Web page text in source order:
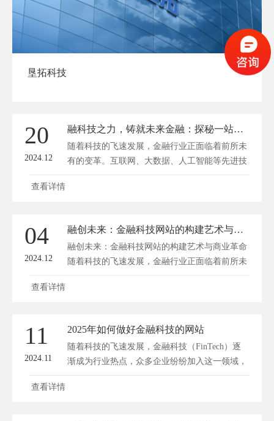
垦拓科技
20
2024.12
融科技之力，铸就未来金融：探秘一站式金融网站建设秘籍
随着科技的飞速发展，金融行业正面临着前所未
有的变革。互联网、大数据、人工智能等先进技
术，为金融行业带来了无限可能。在这个大背景
呢？以下将从几个方面为您揭秘一站式金融网站
建设的秘籍。 一、明确...
查看详情
04
2024.12
融创未来：金融科技网站的构建艺术与商业革命
融创未来：金融科技网站的构建艺术与商业革命
随着科技的飞速发展，金融行业正面临着前所未
有的变革。金融科技（FinTech）作为一支新兴
维网络(www.fwwl.net)将从金融科技网站的构建
艺术和商业革命两个...
查看详情
11
2024.11
2025年如何做好金融科技的网站
随着科技的飞速发展，金融科技（FinTech）逐
渐成为行业热点，众多企业纷纷加入这一领域，
力求在激烈的市场竞争中脱颖而出。面对日益严
查看详情